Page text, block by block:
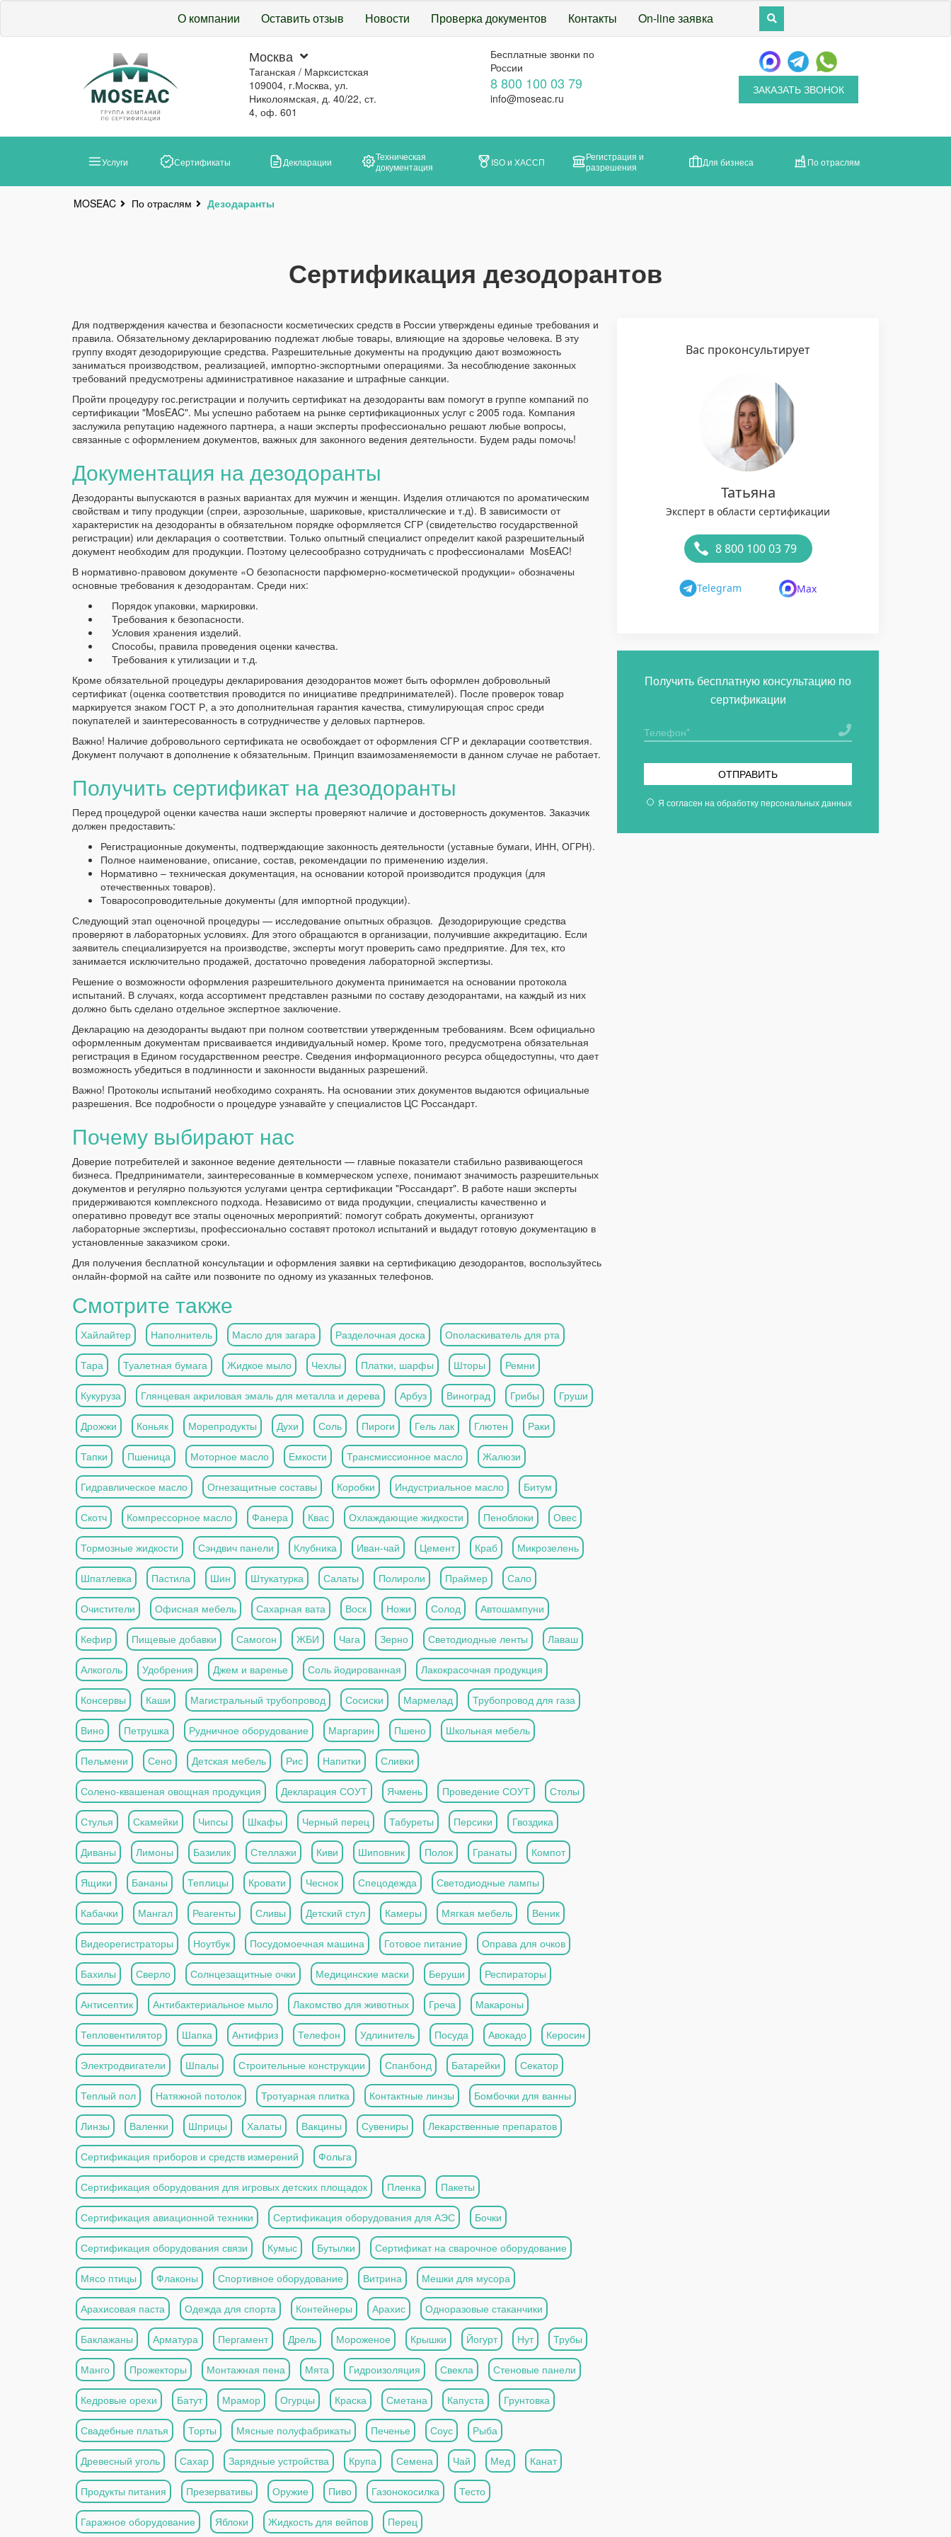
О компании Оставить отзыв Новости Проверка документов Контакты On-line заявка
Москва
Таганская / Марксистская
109004, г.Москва, ул.
Николоямская, д. 40/22, ст.
4, оф. 601
Бесплатные звонки по
России
8 800 100 03 79
info@moseac.ru
ЗАКАЗАТЬ ЗВОНОК
Услуги Сертификаты Декларации
Техническая
документация
ISO и ХАССП
Регистрация и
разрешения
Для бизнеса По отраслям
MOSEAC По отраслям Дезодаранты
Сертификация дезодорантов
Для подтверждения качества и безопасности косметических средств в России утверждены единые требования и
правила. Обязательному декларированию подлежат любые товары, влияющие на здоровье человека. В эту
группу входят дезодорирующие средства. Разрешительные документы на продукцию дают возможность
заниматься производством, реализацией, импортно-экспортными операциями. За несоблюдение законных
требований предусмотрены административное наказание и штрафные санкции.
Пройти процедуру гос.регистрации и получить сертификат на дезодоранты вам помогут в группе компаний по
сертификации "MosEAC". Мы успешно работаем на рынке сертификационных услуг с 2005 года. Компания
заслужила репутацию надежного партнера, а наши эксперты профессионально решают любые вопросы,
связанные с оформлением документов, важных для законного ведения деятельности. Будем рады помочь!
Документация на дезодоранты
Дезодоранты выпускаются в разных вариантах для мужчин и женщин. Изделия отличаются по ароматическим
свойствам и типу продукции (спреи, аэрозольные, шариковые, кристаллические и т.д). В зависимости от
характеристик на дезодоранты в обязательном порядке оформляется СГР (свидетельство государственной
регистрации) или декларация о соответствии. Только опытный специалист определит какой разрешительный
документ необходим для продукции. Поэтому целесообразно сотрудничать с профессионалами MosEAC!
В нормативно-правовом документе «О безопасности парфюмерно-косметической продукции» обозначены
основные требования к дезодорантам. Среди них:
Порядок упаковки, маркировки.
Требования к безопасности.
Условия хранения изделий.
Способы, правила проведения оценки качества.
Требования к утилизации и т.д.
Кроме обязательной процедуры декларирования дезодорантов может быть оформлен добровольный
сертификат (оценка соответствия проводится по инициативе предпринимателей). После проверок товар
маркируется знаком ГОСТ Р, а это дополнительная гарантия качества, стимулирующая спрос среди
покупателей и заинтересованность в сотрудничестве у деловых партнеров.
Важно! Наличие добровольного сертификата не освобождает от оформления СГР и декларации соответствия.
Документ получают в дополнение к обязательным. Принцип взаимозаменяемости в данном случае не работает.
Получить сертификат на дезодоранты
Перед процедурой оценки качества наши эксперты проверяют наличие и достоверность документов. Заказчик
должен предоставить:
Регистрационные документы, подтверждающие законность деятельности (уставные бумаги, ИНН, ОГРН).
Полное наименование, описание, состав, рекомендации по применению изделия.
Нормативно – техническая документация, на основании которой производится продукция (для
отечественных товаров).
Товаросопроводительные документы (для импортной продукции).
Следующий этап оценочной процедуры — исследование опытных образцов. Дезодорирующие средства
проверяют в лабораторных условиях. Для этого обращаются в организации, получившие аккредитацию. Если
заявитель специализируется на производстве, эксперты могут проверить само предприятие. Для тех, кто
занимается исключительно продажей, достаточно проведения лабораторной экспертизы.
Решение о возможности оформления разрешительного документа принимается на основании протокола
испытаний. В случаях, когда ассортимент представлен разными по составу дезодорантами, на каждый из них
должно быть сделано отдельное экспертное заключение.
Декларацию на дезодоранты выдают при полном соответствии утвержденным требованиям. Всем официально
оформленным документам присваивается индивидуальный номер. Кроме того, предусмотрена обязательная
регистрация в Едином государственном реестре. Сведения информационного ресурса общедоступны, что дает
возможность убедиться в подлинности и законности выданных разрешений.
Важно! Протоколы испытаний необходимо сохранять. На основании этих документов выдаются официальные
разрешения. Все подробности о процедуре узнавайте у специалистов ЦС Россандарт.
Почему выбирают нас
Доверие потребителей и законное ведение деятельности — главные показатели стабильно развивающегося
бизнеса. Предприниматели, заинтересованные в коммерческом успехе, понимают значимость разрешительных
документов и регулярно пользуются услугами центра сертификации "Россандарт". В работе наши эксперты
придерживаются комплексного подхода. Независимо от вида продукции, специалисты качественно и
оперативно проведут все этапы оценочных мероприятий: помогут собрать документы, организуют
лабораторные экспертизы, профессионально составят протокол испытаний и выдадут готовую документацию в
установленные заказчиком сроки.
Для получения бесплатной консультации и оформления заявки на сертификацию дезодорантов, воспользуйтесь
онлайн-формой на сайте или позвоните по одному из указанных телефонов.
Смотрите также
Хайлайтер Наполнитель Масло для загара Разделочная доска Ополаскиватель для рта
Тара Туалетная бумага Жидкое мыло Чехлы Платки, шарфы Шторы Ремни
Кукуруза Глянцевая акриловая эмаль для металла и дерева Арбуз Виноград Грибы Груши
Дрожжи Коньяк Морепродукты Духи Соль Пироги Гель лак Глютен Раки
Тапки Пшеница Моторное масло Емкости Трансмиссионное масло Жалюзи
Гидравлическое масло Огнезащитные составы Коробки Индустриальное масло Битум
Скотч Компрессорное масло Фанера Квас Охлаждающие жидкости Пеноблоки Овес
Тормозные жидкости Сэндвич панели Клубника Иван-чай Цемент Краб Микрозелень
Шпатлевка Пастила Шин Штукатурка Салаты Полироли Праймер Сало
Очистители Офисная мебель Сахарная вата Воск Ножи Солод Автошампуни
Кефир Пищевые добавки Самогон ЖБИ Чага Зерно Светодиодные ленты Лаваш
Алкоголь Удобрения Джем и варенье Соль йодированная Лакокрасочная продукция
Консервы Каши Магистральный трубопровод Сосиски Мармелад Трубопровод для газа
Вино Петрушка Рудничное оборудование Маргарин Пшено Школьная мебель
Пельмени Сено Детская мебель Рис Напитки Сливки
Солено-квашеная овощная продукция Декларация СОУТ Ячмень Проведение СОУТ Столы
Стулья Скамейки Чипсы Шкафы Черный перец Табуреты Персики Гвоздика
Диваны Лимоны Базилик Стеллажи Киви Шиповник Полок Гранаты Компот
Ящики Бананы Теплицы Кровати Чеснок Спецодежда Светодиодные лампы
Кабачки Мангал Реагенты Сливы Детский стул Камеры Мягкая мебель Веник
Видеорегистраторы Ноутбук Посудомоечная машина Готовое питание Оправа для очков
Бахилы Сверло Солнцезащитные очки Медицинские маски Беруши Респираторы
Антисептик Антибактериальное мыло Лакомство для животных Греча Макароны
Тепловентилятор Шапка Антифриз Телефон Удлинитель Посуда Авокадо Керосин
Электродвигатели Шпалы Строительные конструкции Спанбонд Батарейки Секатор
Теплый пол Натяжной потолок Тротуарная плитка Контактные линзы Бомбочки для ванны
Линзы Валенки Шприцы Халаты Вакцины Сувениры Лекарственные препаратов
Сертификация приборов и средств измерений Фольга
Сертификация оборудования для игровых детских площадок Пленка Пакеты
Сертификация авиационной техники Сертификация оборудования для АЭС Бочки
Сертификация оборудования связи Кумыс Бутылки Сертификат на сварочное оборудование
Мясо птицы Флаконы Спортивное оборудование Витрина Мешки для мусора
Арахисовая паста Одежда для спорта Контейнеры Арахис Одноразовые стаканчики
Баклажаны Арматура Пергамент Дрель Мороженое Крышки Йогурт Нут Трубы
Манго Прожекторы Монтажная пена Мята Гидроизоляция Свекла Стеновые панели
Кедровые орехи Батут Мрамор Огурцы Краска Сметана Капуста Грунтовка
Свадебные платья Торты Мясные полуфабрикаты Печенье Соус Рыба
Древесный уголь Сахар Зарядные устройства Крупа Семена Чай Мед Канат
Продукты питания Презервативы Оружие Пиво Газонокосилка Тесто
Гаражное оборудование Яблоки Жидкость для вейпов Перец
Вас проконсультирует
Татьяна
Эксперт в области сертификации
8 800 100 03 79
Telegram Max
Получить бесплатную консультацию по
сертификации
ОТПРАВИТЬ
Я согласен на обработку персональных данных